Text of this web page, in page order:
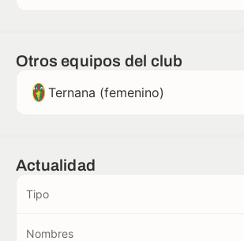
Otros equipos del club
Ternana (femenino)
Actualidad
Tipo
Nombres